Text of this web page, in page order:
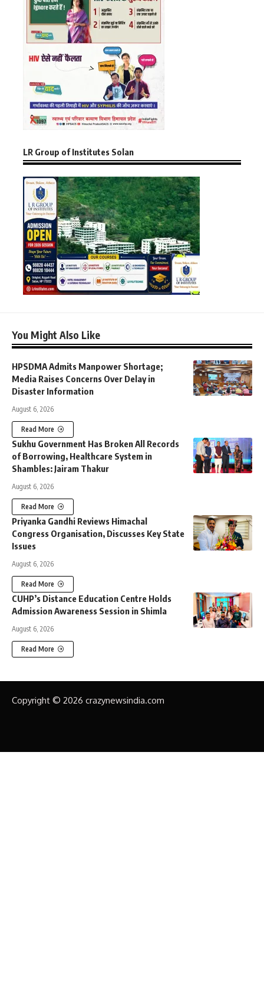
LR Group of Institutes Solan
You Might Also Like
HPSDMA Admits Manpower Shortage;
Media Raises Concerns Over Delay in
Disaster Information
August 6, 2026
Read More
Sukhu Government Has Broken All Records
of Borrowing, Healthcare System in
Shambles: Jairam Thakur
August 6, 2026
Read More
Priyanka Gandhi Reviews Himachal
Congress Organisation, Discusses Key State
Issues
August 6, 2026
Read More
CUHP’s Distance Education Centre Holds
Admission Awareness Session in Shimla
August 6, 2026
Read More
Copyright © 2026 crazynewsindia.com